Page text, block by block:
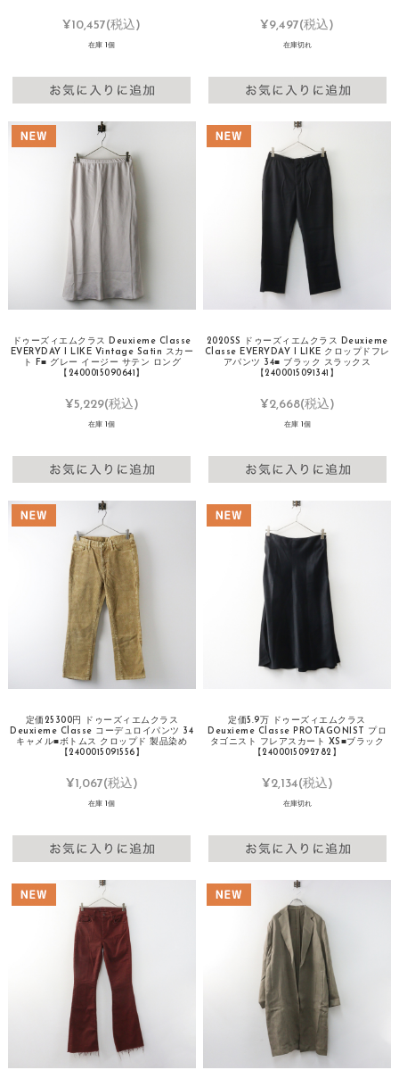
¥10,457(税込)
在庫 1個
¥9,497(税込)
在庫切れ
ドゥーズィエムクラス Deuxieme Classe
EVERYDAY I LIKE Vintage Satin スカー
ト F■ グレー イージー サテン ロング
【2400015090641】
¥5,229(税込)
在庫 1個
2020SS ドゥーズィエムクラス Deuxieme
Classe EVERYDAY I LIKE クロップドフレ
アパンツ 34■ ブラック スラックス
【2400015091341】
¥2,668(税込)
在庫 1個
定価25300円 ドゥーズィエムクラス
Deuxieme Classe コーデュロイパンツ 34
キャメル■ボトムス クロップド 製品染め
【2400015091556】
¥1,067(税込)
在庫 1個
定価5.9万 ドゥーズィエムクラス
Deuxieme Classe PROTAGONIST プロ
タゴニスト フレアスカート XS■ブラック
【2400015092782】
¥2,134(税込)
在庫切れ